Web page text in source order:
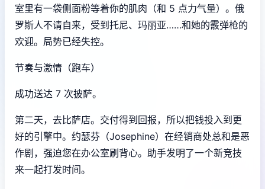
室里有一袋侧面粉等着你的肌肉（和 5 点力气量）。俄
罗斯人不请自来，受到托尼、玛丽亚……和她的霰弹枪的
欢迎。局势已经失控。
节奏与激情（跑车）
成功送达 7 次披萨。
第二天，去比萨店。交付得到回报，所以把钱投入到更
好的引擎中。约瑟芬（Josephine）在经销商处总和是恶
作剧，强迫您在办公室刷背心。助手发明了一个新竞技
来一起打发时间。